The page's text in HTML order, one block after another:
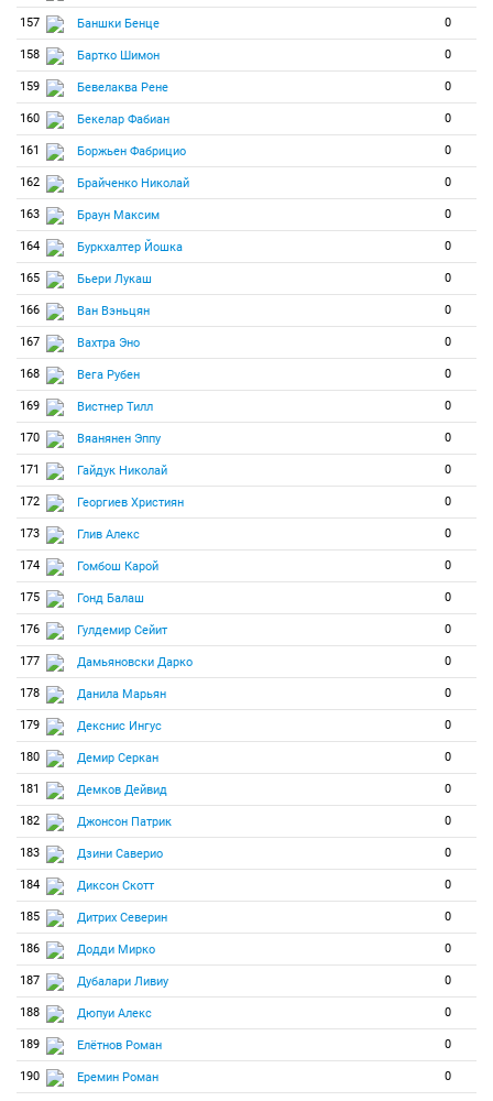
157 Баншки Бенце 0
158 Бартко Шимон 0
159 Бевелаква Рене 0
160 Бекелар Фабиан 0
161 Боржьен Фабрицио 0
162 Брайченко Николай 0
163 Браун Максим 0
164 Буркхалтер Йошка 0
165 Бьери Лукаш 0
166 Ван Вэньцян 0
167 Вахтра Эно 0
168 Вега Рубен 0
169 Вистнер Тилл 0
170 Вяанянен Эппу 0
171 Гайдук Николай 0
172 Георгиев Християн 0
173 Глив Алекс 0
174 Гомбош Карой 0
175 Гонд Балаш 0
176 Гулдемир Сейит 0
177 Дамьяновски Дарко 0
178 Данила Марьян 0
179 Декснис Ингус 0
180 Демир Серкан 0
181 Демков Дейвид 0
182 Джонсон Патрик 0
183 Дзини Саверио 0
184 Диксон Скотт 0
185 Дитрих Северин 0
186 Додди Мирко 0
187 Дубалари Ливиу 0
188 Дюпуи Алекс 0
189 Елётнов Роман 0
190 Еремин Роман 0